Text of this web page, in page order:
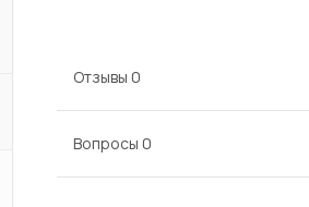
Отзывы 0
Вопросы 0